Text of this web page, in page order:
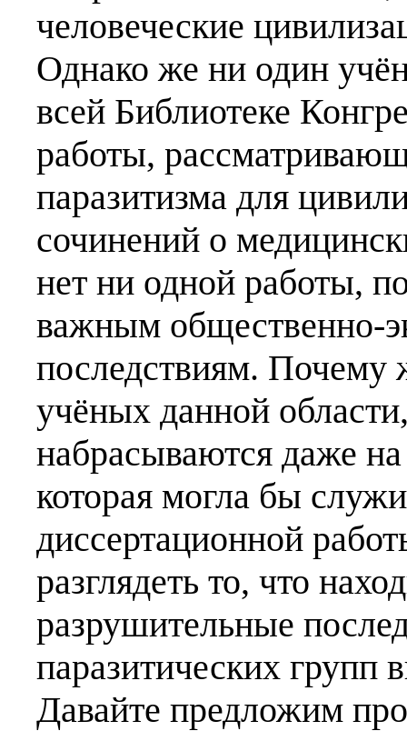
человеческие
Однако же ни один
всей Библиотеке
работы,
паразитизма для
сочинений о
нет ни одной работы,
важным общественно-
последствиям.
учёных данной
набрасываются даже
которая могла бы
диссертационной
разглядеть то, что
разрушительные
паразитических групп
Давайте предложим